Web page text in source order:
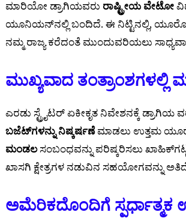
ಮಾರಿಯೋ ಡ್ರಾಗಿಯವರು ರಾಷ್ಟ್ರೀಯ ವೇಟೋ
ಯೂನಿಯನ್‌ನಲ್ಲಿ ಬಂದಿದೆ. ಈ ನಿಟ್ಟಿನಲ್ಲಿ,
ನಮ್ಮ ರಾಜ್ಯ ಕರೆದಂತೆ ಮುಂದುವರಿಯಲು
ಮುಖ್ಯವಾದ
ಎರಡು ಸ್ಟ್ರೈಟರ್ ಏಕೀಕೃತ ನಿವೇಶನಕ್ಕೆ
ಬಜೆಟ್‌ಗಳನ್ನು ನಿಷ್ಕರ್ಷಣೆಮಾಡಲು ಉತ್ತಮ
ಮಂಡಲಸಂಬಂಧವನ್ನು ಪರಿಷ್ಕರಿಸಲು
ಖಾಸಗಿ ಕ್ಷೇತ್ರಗಳ ನಡುವಿನ ಸಹಯೋಗವನ್ನು
ಅಮೆರಿಕದೊಂದಿಗೆ ಸ್ಪರ್ಧಾತ್ಮಕ